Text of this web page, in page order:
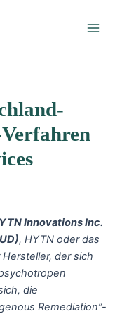
Innovations Inc.
, HYTN oder das
der sich
die
Remediation”-